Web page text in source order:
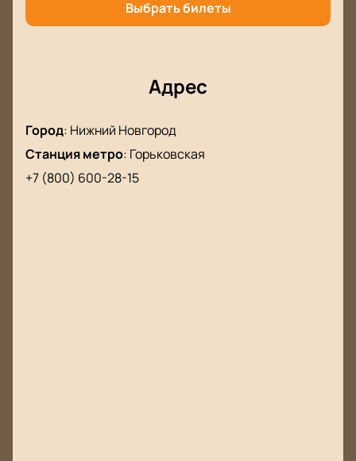
Выбрать билеты
Адрес
Город: Нижний Новгород
Станция метро: Горьковская
+7 (800) 600-28-15